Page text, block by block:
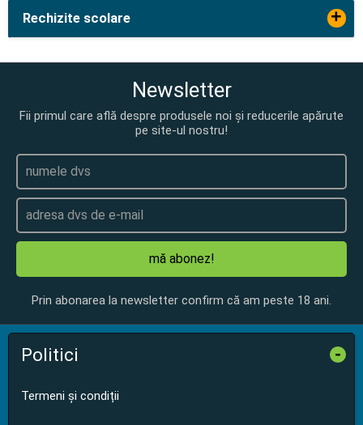
Rechizite scolare +
Newsletter
Fii primul care află despre produsele noi și reducerile apărute
pe site-ul nostru!
mă abonez!
Prin abonarea la newsletter confirm că am peste 18 ani.
Politici -
Termeni și condiții